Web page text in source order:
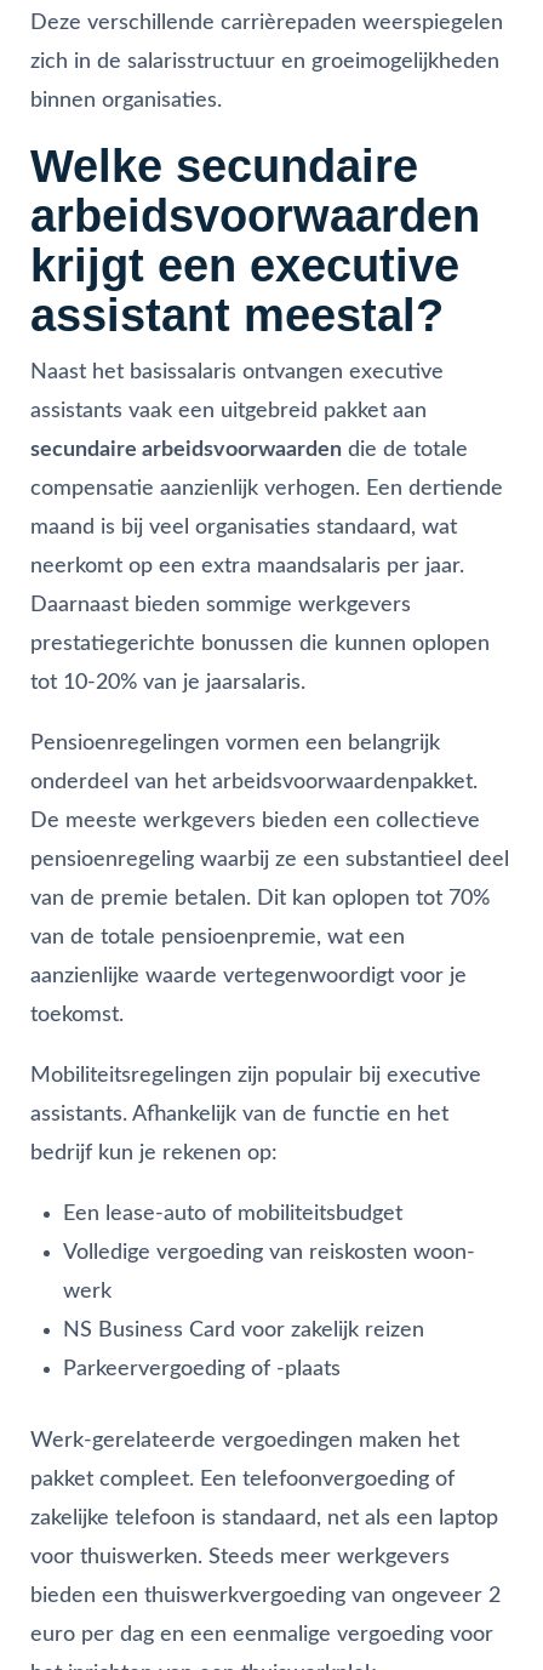
Deze verschillende carrièrepaden weerspiegelen
zich in de salarisstructuur en groeimogelijkheden
binnen organisaties.
Welke secundaire
arbeidsvoorwaarden
krijgt een executive
assistant meestal?
Naast het basissalaris ontvangen executive
assistants vaak een uitgebreid pakket aan
secundaire arbeidsvoorwaarden die de totale
compensatie aanzienlijk verhogen. Een dertiende
maand is bij veel organisaties standaard, wat
neerkomt op een extra maandsalaris per jaar.
Daarnaast bieden sommige werkgevers
prestatiegerichte bonussen die kunnen oplopen
tot 10-20% van je jaarsalaris.
Pensioenregelingen vormen een belangrijk
onderdeel van het arbeidsvoorwaardenpakket.
De meeste werkgevers bieden een collectieve
pensioenregeling waarbij ze een substantieel deel
van de premie betalen. Dit kan oplopen tot 70%
van de totale pensioenpremie, wat een
aanzienlijke waarde vertegenwoordigt voor je
toekomst.
Mobiliteitsregelingen zijn populair bij executive
assistants. Afhankelijk van de functie en het
bedrijf kun je rekenen op:
Een lease-auto of mobiliteitsbudget
Volledige vergoeding van reiskosten woon-
werk
NS Business Card voor zakelijk reizen
Parkeervergoeding of -plaats
Werk-gerelateerde vergoedingen maken het
pakket compleet. Een telefoonvergoeding of
zakelijke telefoon is standaard, net als een laptop
voor thuiswerken. Steeds meer werkgevers
bieden een thuiswerkvergoeding van ongeveer 2
euro per dag en een eenmalige vergoeding voor